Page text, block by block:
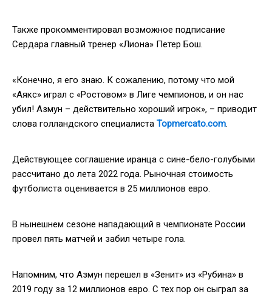
Также прокомментировал возможное подписание
Сердара главный тренер «Лиона» Петер Бош.
«Конечно, я его знаю. К сожалению, потому что мой
«Аякс» играл с «Ростовом» в Лиге чемпионов, и он нас
убил! Азмун – действительно хороший игрок», – приводит
слова голландского специалиста Topmercato.com.
Действующее соглашение иранца с сине-бело-голубыми
рассчитано до лета 2022 года. Рыночная стоимость
футболиста оценивается в 25 миллионов евро.
В нынешнем сезоне нападающий в чемпионате России
провел пять матчей и забил четыре гола.
Напомним, что Азмун перешел в «Зенит» из «Рубина» в
2019 году за 12 миллионов евро. С тех пор он сыграл за